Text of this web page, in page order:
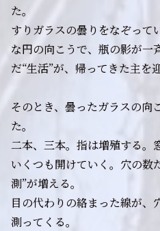
た。
すりガラスの曇りをなぞって
な円の向こうで、瓶の影が一
だ“生活”が、帰ってきた主を
そのとき、曇ったガラスの向
た。
二本、三本。指は増殖する。
いくつも開けていく。穴の数
測”が増える。
目の代わりの絡まった線が、
測ってくる。